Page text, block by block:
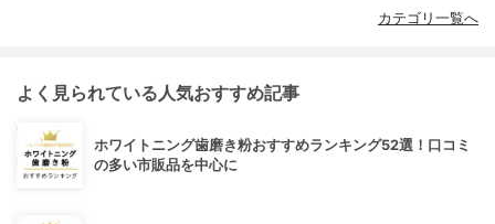
カテゴリ一覧へ
よく見られている人気おすすめ記事
ホワイトニング歯磨き粉おすすめランキング52選！口コミ
の多い市販品を中心に